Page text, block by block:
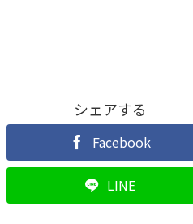
シェアする
Facebook
LINE